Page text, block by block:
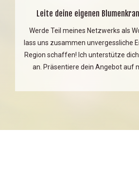
Leite deine eigenen
Werde Teil meines Netzwerks als
lass uns zusammen unvergessliche
Region schaffen! Ich unterstütze
an. Präsentiere dein Angebot auf